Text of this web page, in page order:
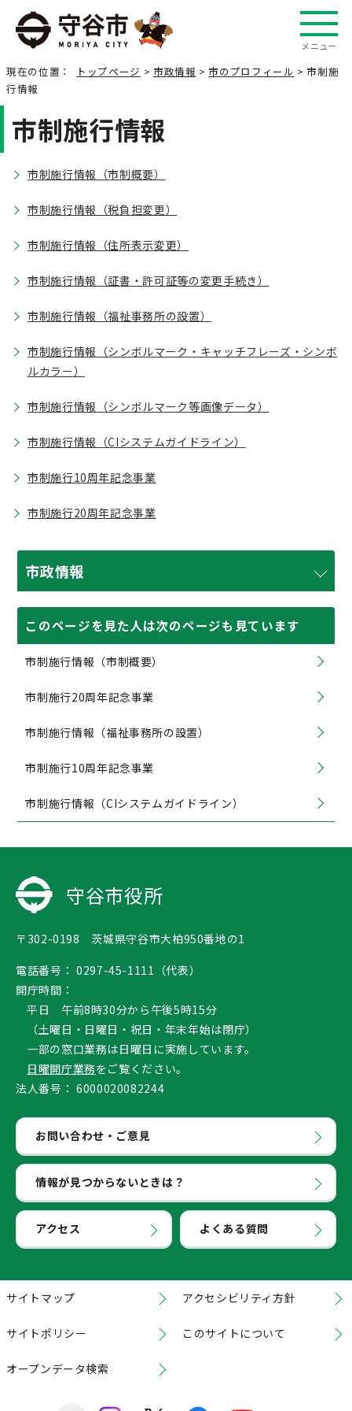
メニュー
現在の位置： トップページ > 市政情報 >市のプロフィール > 市制施
行情報
市制施行情報
市制施行情報（市制概要）
市制施行情報（税負担変更）
市制施行情報（住所表示変更）
市制施行情報（証書・許可証等の変更手続き）
市制施行情報（福祉事務所の設置）
市制施行情報（シンボルマーク・キャッチフレーズ・シンボ
ルカラー）
市制施行情報（シンボルマーク等画像データ）
市制施行情報（CIシステムガイドライン）
市制施行10周年記念事業
市制施行20周年記念事業
市政情報
このページを見た人は次のページも見ています
市制施行情報（市制概要）
市制施行20周年記念事業
市制施行情報（福祉事務所の設置）
市制施行10周年記念事業
市制施行情報（CIシステムガイドライン）
守谷市役所
〒302-0198 茨城県守谷市大柏950番地の1
電話番号： 0297-45-1111（代表）
開庁時間：
平日 午前8時30分から午後5時15分
（土曜日・日曜日・祝日・年末年始は閉庁）
一部の窓口業務は日曜日に実施しています。
日曜開庁業務をご覧ください。
法人番号： 6000020082244
お問い合わせ・ご意見
情報が見つからないときは？
アクセス よくある質問
サイトマップ アクセシビリティ方針
サイトポリシー このサイトについて
オープンデータ検索